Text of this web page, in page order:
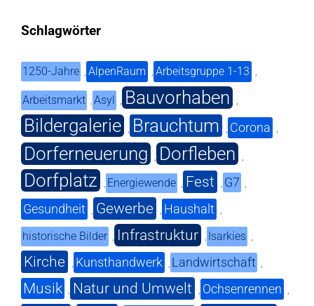
Schlagwörter
1250-Jahre , AlpenRaum , Arbeitsgruppe 1-13 ,
Arbeitsmarkt ,Asyl , Bauvorhaben ,
Bildergalerie , Brauchtum , Corona ,
Dorferneuerung , Dorfleben ,
Dorfplatz , Energiewende , Fest , G7 ,
Gesundheit , Gewerbe , Haushalt ,
historische Bilder , Infrastruktur , Isarkies ,
Kirche , Kunsthandwerk , Landwirtschaft ,
Musik , Natur und Umwelt , Ochsenrennen ,